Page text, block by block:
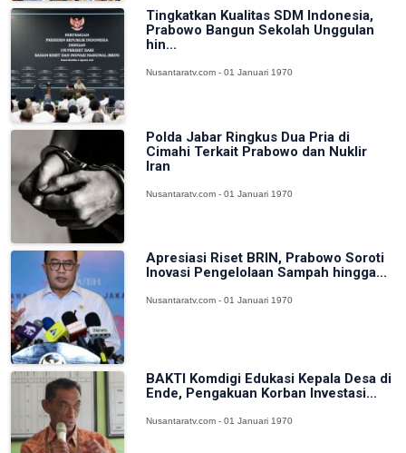
Tingkatkan Kualitas SDM Indonesia,
Prabowo Bangun Sekolah Unggulan
hin...
Nusantaratv.com - 01 Januari 1970
Polda Jabar Ringkus Dua Pria di
Cimahi Terkait Prabowo dan Nuklir
Iran
Nusantaratv.com - 01 Januari 1970
Apresiasi Riset BRIN, Prabowo Soroti
Inovasi Pengelolaan Sampah hingga...
Nusantaratv.com - 01 Januari 1970
BAKTI Komdigi Edukasi Kepala Desa di
Ende, Pengakuan Korban Investasi...
Nusantaratv.com - 01 Januari 1970